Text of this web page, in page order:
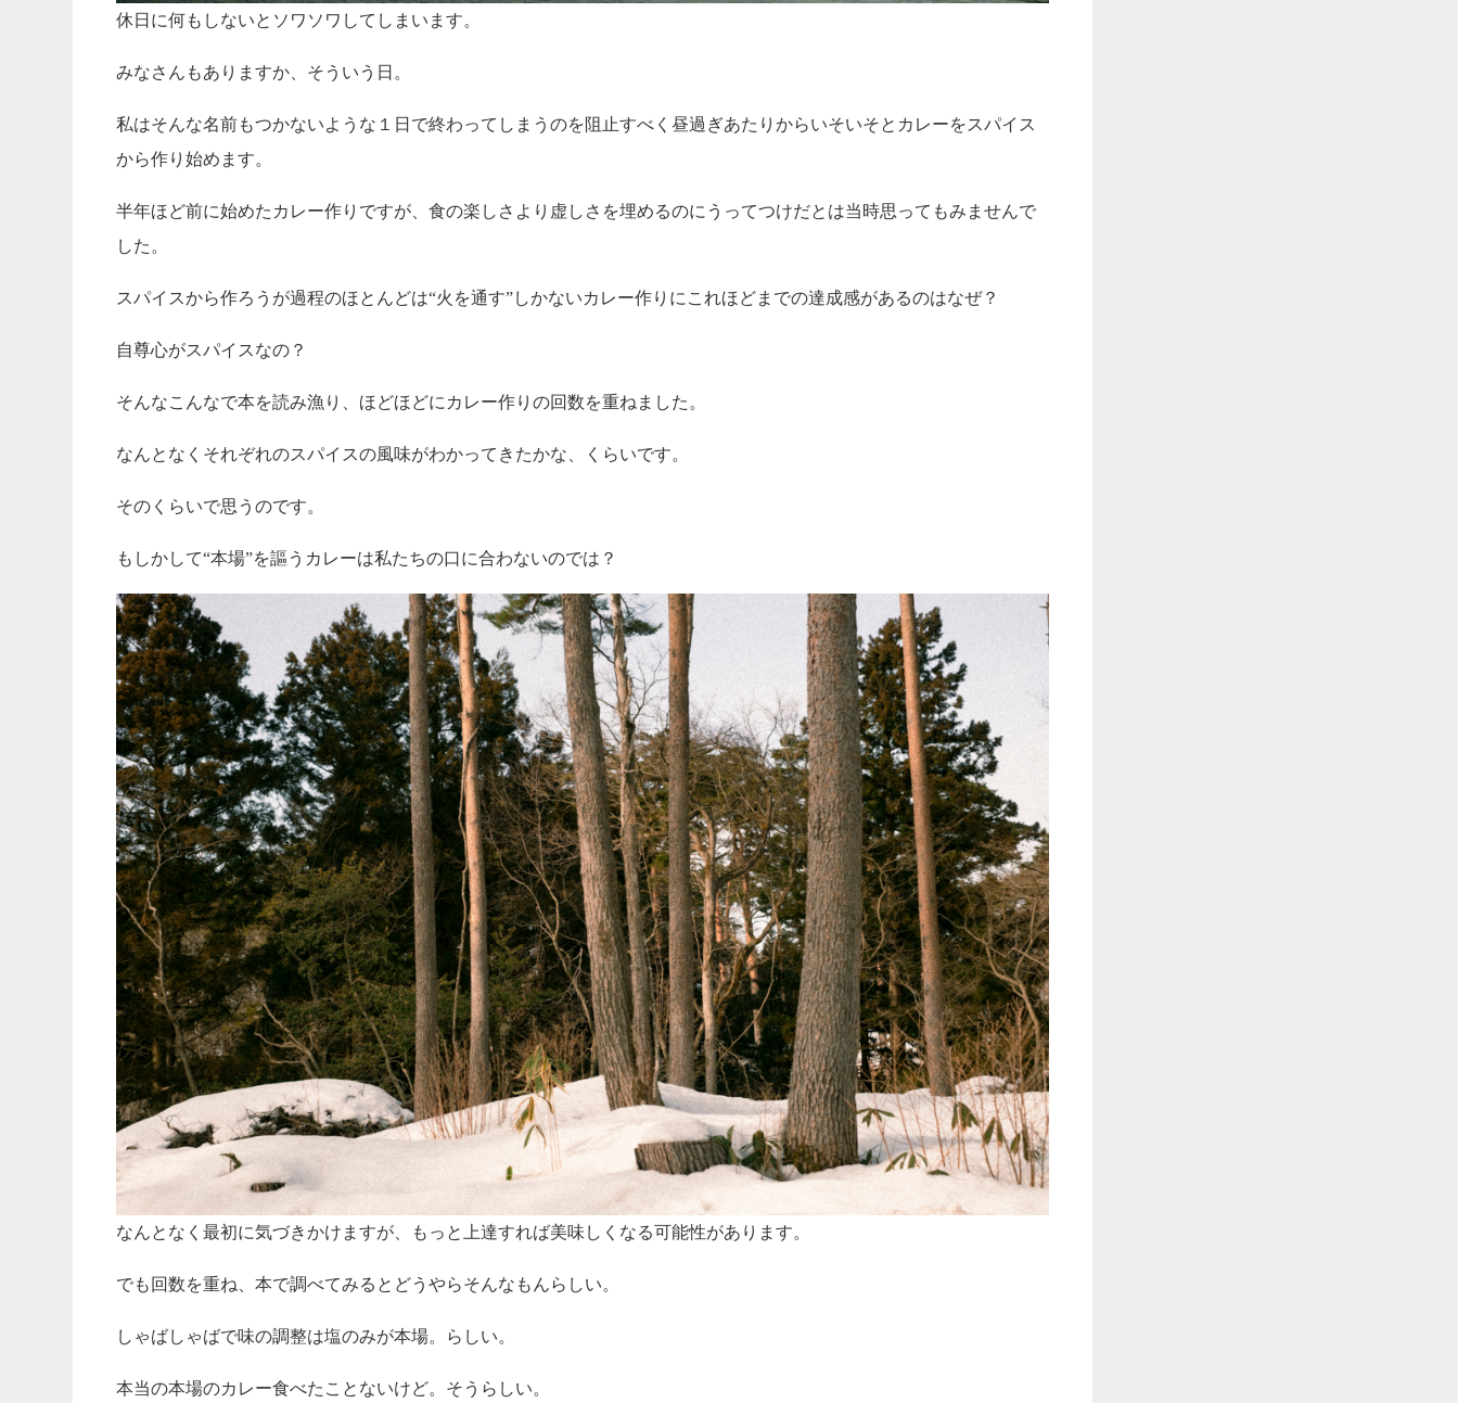
休日に何もしないとソワソワしてしまいます。
みなさんもありますか、そういう日。
私はそんな名前もつかないような１日で終わってしまうのを阻止すべく昼過ぎあたりからいそいそとカレーをスパイス
から作り始めます。
半年ほど前に始めたカレー作りですが、食の楽しさより虚しさを埋めるのにうってつけだとは当時思ってもみませんで
した。
スパイスから作ろうが過程のほとんどは“火を通す”しかないカレー作りにこれほどまでの達成感があるのはなぜ？
自尊心がスパイスなの？
そんなこんなで本を読み漁り、ほどほどにカレー作りの回数を重ねました。
なんとなくそれぞれのスパイスの風味がわかってきたかな、くらいです。
そのくらいで思うのです。
もしかして“本場”を謳うカレーは私たちの口に合わないのでは？
なんとなく最初に気づきかけますが、もっと上達すれば美味しくなる可能性があります。
でも回数を重ね、本で調べてみるとどうやらそんなもんらしい。
しゃばしゃばで味の調整は塩のみが本場。らしい。
本当の本場のカレー食べたことないけど。そうらしい。